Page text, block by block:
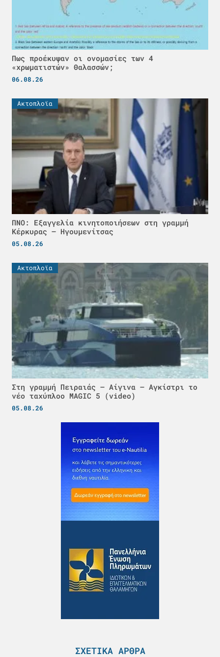
Πως προέκυψαν οι ονομασίες των 4
«χρωματιστών» Θαλασσών;
06.08.26
Ακτοπλοϊα
ΠΝΟ: Εξαγγελία κινητοποιήσεων στη γραμμή
Κέρκυρας – Ηγουμενίτσας
05.08.26
Ακτοπλοϊα
Στη γραμμή Πειραιάς – Αίγινα – Αγκίστρι το
νέο ταχύπλοο MAGIC 5 (video)
05.08.26
ΣΧΕΤΙΚΆ ΆΡΘΡΑ